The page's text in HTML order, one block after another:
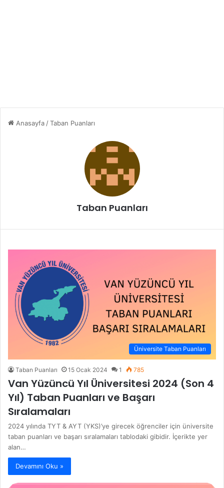
Anasayfa /Taban Puanları
Taban Puanları
Üniversite Taban Puanları
Taban Puanları 15 Ocak 2024 1 785
Van Yüzüncü Yıl Üniversitesi 2024 (Son 4
Yıl) Taban Puanları ve Başarı
Sıralamaları
2024 yılında TYT & AYT (YKS)’ye girecek öğrenciler için üniversite
taban puanları ve başarı sıralamaları tablodaki gibidir. İçerikte yer
alan…
Devamını Oku »